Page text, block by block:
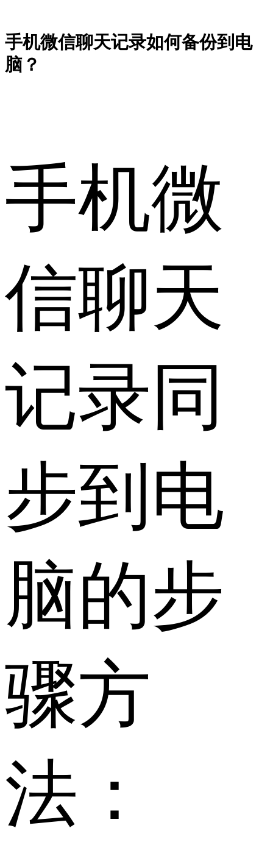
手机微信聊天记录如何备份到电
脑？
手机微
信聊天
记录同
步到电
脑的步
骤方
法：